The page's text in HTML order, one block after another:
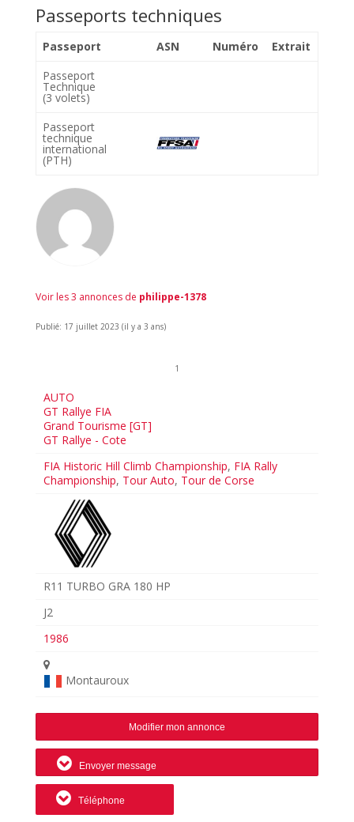
Passeports techniques
Passeport ASN Numéro
Extrait
Passeport
Technique
(3 volets)
Passeport
technique
international
(PTH)
Voir les 3 annonces de philippe-1378
Publié: 17 juillet 2023 (il y a 3 ans)
1
AUTO
GT Rallye FIA
Grand Tourisme [GT]
GT Rallye - Cote
FIA Historic Hill Climb Championship, FIA Rally
Championship, Tour Auto, Tour de Corse
R11 TURBO GRA 180 HP
J2
1986
Montauroux
Modifier mon annonce
Envoyer message
Téléphone